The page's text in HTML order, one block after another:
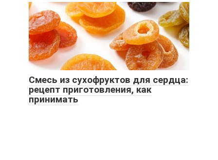
Смесь из сухофруктов для сердца:
рецепт приготовления, как
принимать